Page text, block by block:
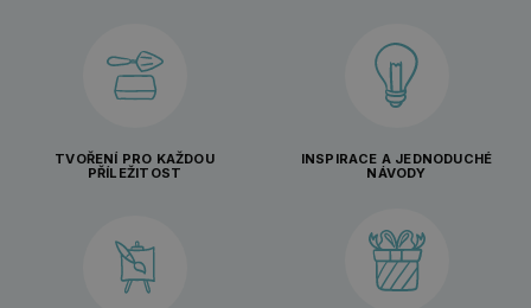
TVOŘENÍ PRO KAŽDOU
PŘÍLEŽITOST
INSPIRACE A JEDNODUCHÉ
NÁVODY